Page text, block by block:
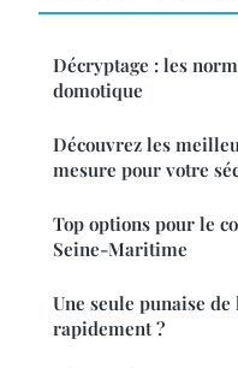
Décryptage : les
domotique
Découvrez les
mesure pour votre
Top options pour le
Seine-Maritime
Une seule punaise
rapidement ?